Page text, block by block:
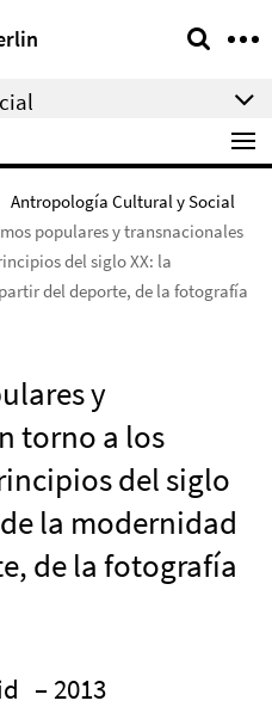
Antropología Cultural y Social
populares y transnacionales
del siglo XX: la
del deporte, de la fotografía
y
torno a los
del siglo
la modernidad
de la fotografía
– 2013